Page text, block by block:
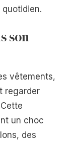
son
vêtements,
regarder
un choc
des